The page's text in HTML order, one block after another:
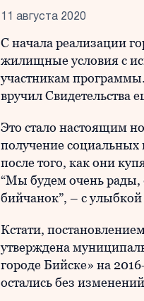
11 августа 2020
С начала реализации
жилищные условия с
участникам
вручил Свидетельства
Это стало настоящим
получение
после того, как они
“Мы будем очень рады,
бийчанок”, – с
Кстати,
утверждена
городе Бийске» на
остались без